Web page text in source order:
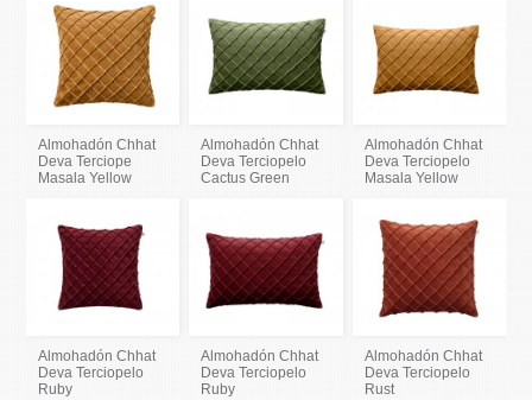
Almohadón Chhat
Deva Terciope
Masala Yellow
Almohadón Chhat
Deva Terciopelo
Cactus Green
Almohadón Chhat
Deva Terciopelo
Masala Yellow
Almohadón Chhat
Deva Terciopelo
Ruby
Almohadón Chhat
Deva Terciopelo
Ruby
Almohadón Chhat
Deva Terciopelo
Rust